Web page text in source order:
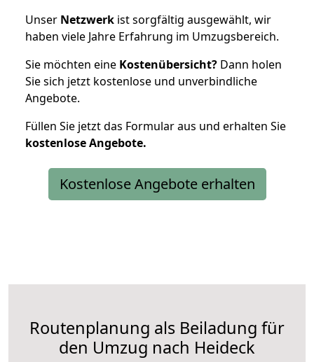
Unser Netzwerk ist sorgfältig ausgewählt, wir
haben viele Jahre Erfahrung im Umzugsbereich.
Sie möchten eine Kostenübersicht? Dann holen
Sie sich jetzt kostenlose und unverbindliche
Angebote.
Füllen Sie jetzt das Formular aus und erhalten Sie
kostenloseAngebote.
Kostenlose Angebote erhalten
Routenplanung als Beiladung für
den Umzug nach Heideck